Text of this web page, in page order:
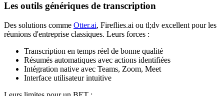
Les outils génériques de transcription
Des solutions comme Otter.ai, Fireflies.ai ou tl;dv excellent pour les
réunions d'entreprise classiques. Leurs forces :
Transcription en temps réel de bonne qualité
Résumés automatiques avec actions identifiées
Intégration native avec Teams, Zoom, Meet
Interface utilisateur intuitive